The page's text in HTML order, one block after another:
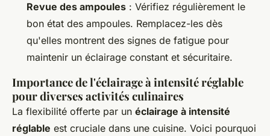
Revue des ampoules : Vérifiez régulièrement le
bon état des ampoules. Remplacez-les dès
qu'elles montrent des signes de fatigue pour
maintenir un éclairage constant et sécuritaire.
Importance de l'éclairage à intensité réglable
pour diverses activités culinaires
La flexibilité offerte par un éclairage à intensité
réglable est cruciale dans une cuisine. Voici pourquoi